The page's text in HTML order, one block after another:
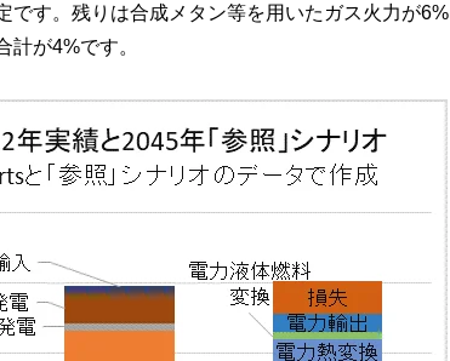
です。残りは合成メタン等を用いたガス火力が6%
計が4%です。